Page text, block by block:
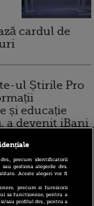
cardul de
ul Știrile Pro
și educație
a devenit iBani
decizii
inteligente
precum identificatorii
gestiona alegerile dvs.
Aceste alegeri vor fi
precum si furnizorii
sa functioneze, pentru a
sau profilul dvs., pentru a